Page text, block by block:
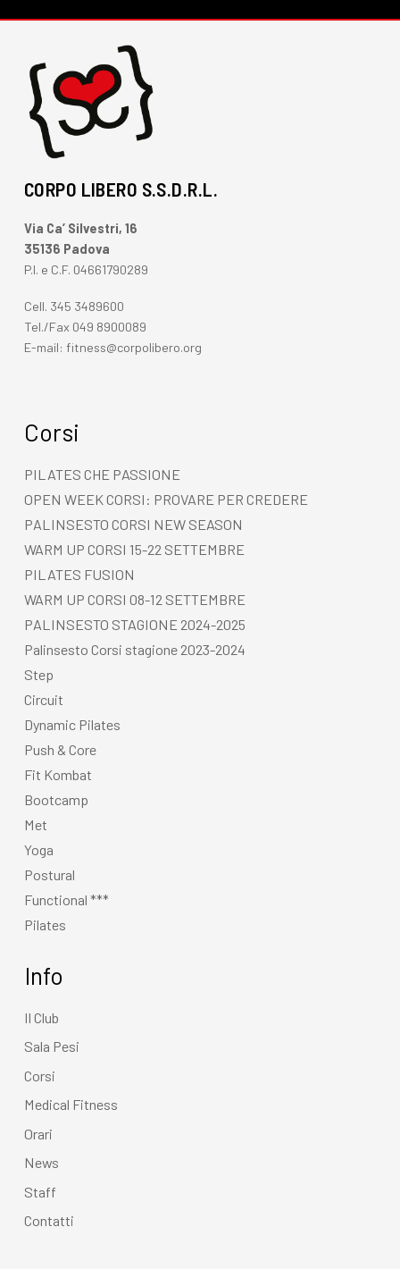
CORPO LIBERO S.S.D.R.L.
Via Ca’ Silvestri, 16
35136 Padova
P.I. e C.F. 04661790289
Cell. 345 3489600
Tel./Fax 049 8900089
E-mail: fitness@corpolibero.org
Corsi
PILATES CHE PASSIONE
OPEN WEEK CORSI: PROVARE PER CREDERE
PALINSESTO CORSI NEW SEASON
WARM UP CORSI 15-22 SETTEMBRE
PILATES FUSION
WARM UP CORSI 08-12 SETTEMBRE
PALINSESTO STAGIONE 2024-2025
Palinsesto Corsi stagione 2023-2024
Step
Circuit
Dynamic Pilates
Push & Core
Fit Kombat
Bootcamp
Met
Yoga
Postural
Functional ***
Pilates
Info
Il Club
Sala Pesi
Corsi
Medical Fitness
Orari
News
Staff
Contatti